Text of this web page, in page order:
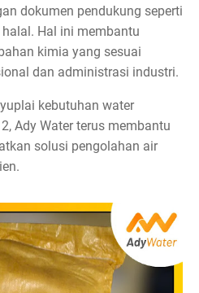
dokumen pendukung seperti
halal. Hal ini membantu
kimia yang sesuai
dan administrasi industri.
kebutuhan water
Ady Water terus membantu
solusi pengolahan air